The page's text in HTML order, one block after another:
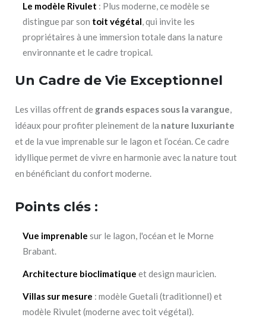
Le modèle Rivulet : Plus moderne, ce modèle se
distingue par son toit végétal, qui invite les
propriétaires à une immersion totale dans la nature
environnante et le cadre tropical.
Un Cadre de Vie Exceptionnel
Les villas offrent de grands espaces sous la varangue,
idéaux pour profiter pleinement de la nature luxuriante
et de la vue imprenable sur le lagon et l’océan. Ce cadre
idyllique permet de vivre en harmonie avec la nature tout
en bénéficiant du confort moderne.
Points clés :
Vue imprenable sur le lagon, l'océan et le Morne
Brabant.
Architecture bioclimatique et design mauricien.
Villas sur mesure : modèle Guetali (traditionnel) et
modèle Rivulet (moderne avec toit végétal).